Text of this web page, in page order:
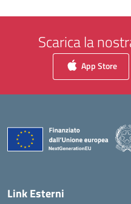
Scarica la
App Store
Link Esterni